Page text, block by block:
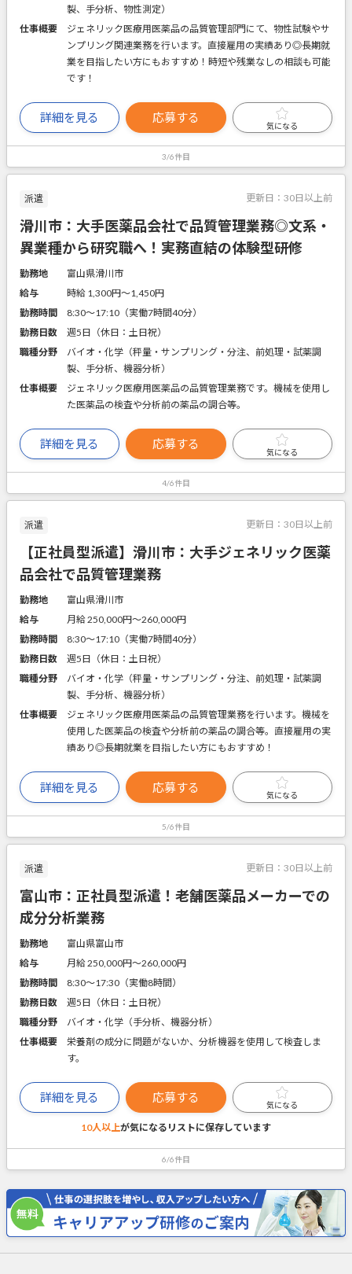
製、手分析、物性測定）
仕事概要
ジェネリック医療用医薬品の品質管理部門にて、物性試験やサ
ンプリング関連業務を行います。直接雇用の実績あり◎長期就
業を目指したい方にもおすすめ！時短や残業なしの相談も可能
です！
詳細を見る 応募する
気になる
3/6件目
派遣 更新日： 30日以上前
滑川市：大手医薬品会社で品質管理業務◎文系・
異業種から研究職へ！実務直結の体験型研修
勤務地
富山県滑川市
給与
時給 1,300円〜1,450円
勤務時間
8:30～17:10（実働7時間40分）
勤務日数
週5日（休日：土日祝）
職種分野
バイオ・化学（秤量・サンプリング・分注、前処理・試薬調
製、手分析、機器分析）
仕事概要
ジェネリック医療用医薬品の品質管理業務です。機械を使用し
た医薬品の検査や分析前の薬品の調合等。
詳細を見る 応募する
気になる
4/6件目
派遣 更新日： 30日以上前
【正社員型派遣】滑川市：大手ジェネリック医薬
品会社で品質管理業務
勤務地
富山県滑川市
給与
月給 250,000円〜260,000円
勤務時間
8:30～17:10（実働7時間40分）
勤務日数
週5日（休日：土日祝）
職種分野
バイオ・化学（秤量・サンプリング・分注、前処理・試薬調
製、手分析、機器分析）
仕事概要
ジェネリック医療用医薬品の品質管理業務を行います。機械を
使用した医薬品の検査や分析前の薬品の調合等。直接雇用の実
績あり◎長期就業を目指したい方にもおすすめ！
詳細を見る 応募する
気になる
5/6件目
派遣 更新日： 30日以上前
富山市：正社員型派遣！老舗医薬品メーカーでの
成分分析業務
勤務地
富山県富山市
給与
月給 250,000円〜260,000円
勤務時間
8:30～17:30（実働8時間）
勤務日数
週5日（休日：土日祝）
職種分野
バイオ・化学（手分析、機器分析）
仕事概要
栄養剤の成分に問題がないか、分析機器を使用して検査しま
す。
詳細を見る 応募する
気になる
10人以上が気になるリストに保存しています
6/6件目